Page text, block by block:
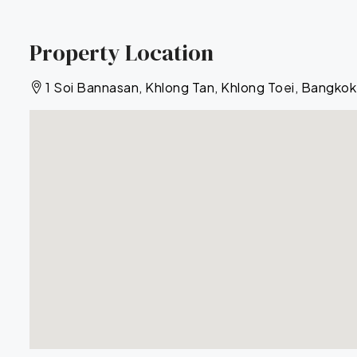
Property Location
1 Soi Bannasan, Khlong Tan, Khlong Toei, Bangkok